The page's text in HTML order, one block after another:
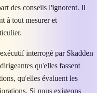
des conseils l'ignorent. Il
à tout mesurer et
interrogé par Skadden
qu'elles fassent
qu'elles évaluent les
Si nous exigeons